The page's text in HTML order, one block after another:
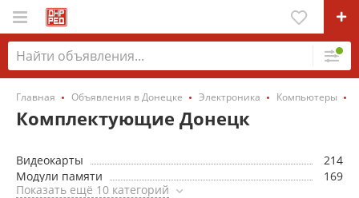
Главная Объявления в Донецке Электроника Компьютеры
Комплектующие Донецк
Видеокарты
214
Модули памяти
169
Показать ещё 10 категорий